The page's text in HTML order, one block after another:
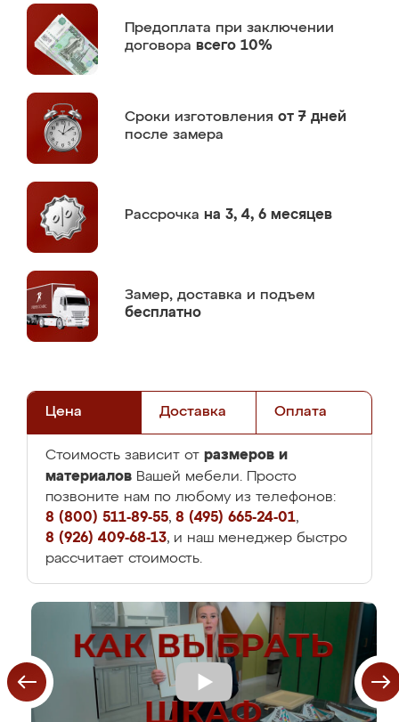
Предоплата при заключении
договора всего 10%
Сроки изготовления от 7 дней
после замера
Рассрочка на 3, 4, 6 месяцев
Замер, доставка и подъем
бесплатно
Цена Доставка Оплата
Стоимость зависит от размеров и
материалов Вашей мебели. Просто
позвоните нам по любому из телефонов:
8 (800) 511-89-55, 8 (495) 665-24-01,
8 (926) 409-68-13, и наш менеджер быстро
рассчитает стоимость.